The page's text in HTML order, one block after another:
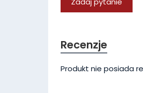
Recenzje
Produkt nie posiada